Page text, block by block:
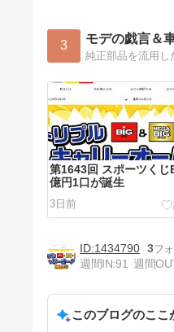
3 モデの戯言＆
第1643回 スポーツくじ
億円1口が誕生
3日前
鹿島神宮に上がりました
1434790 3
週間IN:91 週間
このブログのここ